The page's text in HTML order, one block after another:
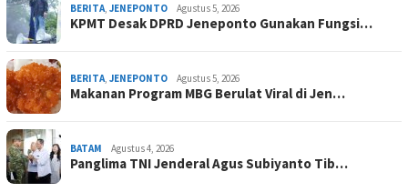
BERITA, JENEPONTO Agustus 5, 2026
KPMT Desak DPRD Jeneponto Gunakan Fungsi…
BERITA, JENEPONTO Agustus 5, 2026
Makanan Program MBG Berulat Viral di Jen…
BATAM Agustus 4, 2026
Panglima TNI Jenderal Agus Subiyanto Tib…